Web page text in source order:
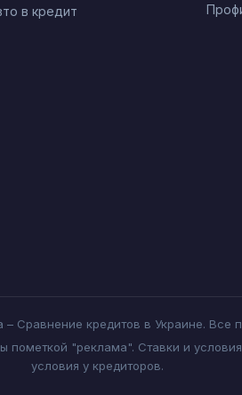
в кредит
– Сравнение кредитов в Украине. Все
"реклама". Ставки и
условия у кредиторов.